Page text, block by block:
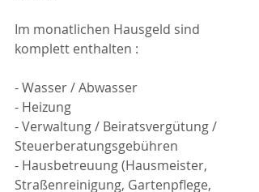
Im monatlichen Hausgeld sind
komplett enthalten :
- Wasser / Abwasser
- Heizung
- Verwaltung / Beiratsvergütung /
Steuerberatungsgebühren
- Hausbetreuung (Hausmeister,
Straßenreinigung, Gartenpflege,